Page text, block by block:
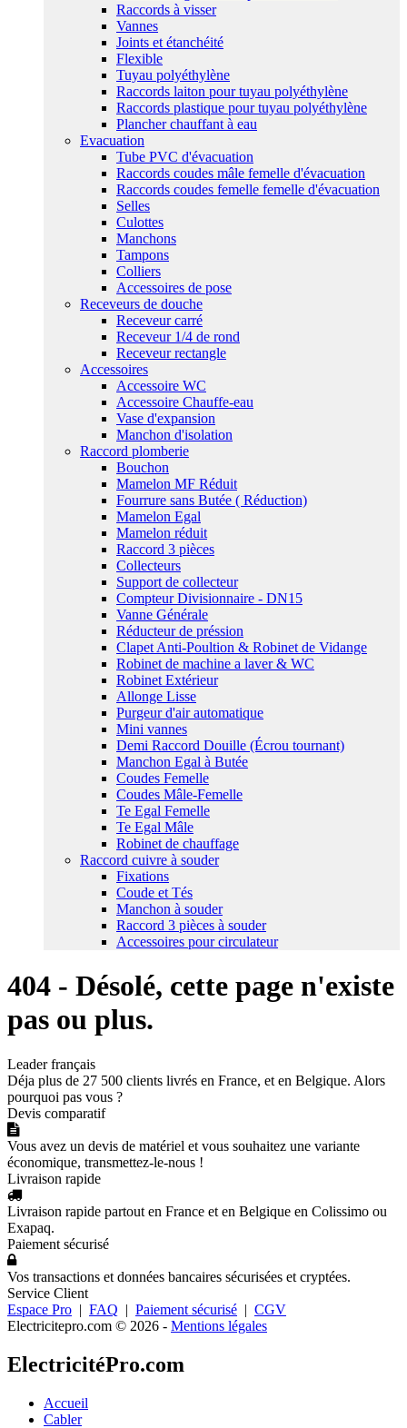
Raccords à visser
Vannes
Joints et étanchéité
Flexible
Tuyau polyéthylène
Raccords laiton pour tuyau polyéthylène
Raccords plastique pour tuyau polyéthylène
Plancher chauffant à eau
Evacuation
Tube PVC d'évacuation
Raccords coudes mâle femelle d'évacuation
Raccords coudes femelle femelle d'évacuation
Selles
Culottes
Manchons
Tampons
Colliers
Accessoires de pose
Receveurs de douche
Receveur carré
Receveur 1/4 de rond
Receveur rectangle
Accessoires
Accessoire WC
Accessoire Chauffe-eau
Vase d'expansion
Manchon d'isolation
Raccord plomberie
Bouchon
Mamelon MF Réduit
Fourrure sans Butée ( Réduction)
Mamelon Egal
Mamelon réduit
Raccord 3 pièces
Collecteurs
Support de collecteur
Compteur Divisionnaire - DN15
Vanne Générale
Réducteur de préssion
Clapet Anti-Poultion & Robinet de Vidange
Robinet de machine a laver & WC
Robinet Extérieur
Allonge Lisse
Purgeur d'air automatique
Mini vannes
Demi Raccord Douille (Écrou tournant)
Manchon Egal à Butée
Coudes Femelle
Coudes Mâle-Femelle
Te Egal Femelle
Te Egal Mâle
Robinet de chauffage
Raccord cuivre à souder
Fixations
Coude et Tés
Manchon à souder
Raccord 3 pièces à souder
Accessoires pour circulateur
404 - Désolé, cette page n'existe
pas ou plus.
Leader français
Déja plus de 27 500 clients livrés en France, et en Belgique. Alors
pourquoi pas vous ?
Devis comparatif
Vous avez un devis de matériel et vous souhaitez une variante
économique, transmettez-le-nous !
Livraison rapide
Livraison rapide partout en France et en Belgique en Colissimo ou
Exapaq.
Paiement sécurisé
Vos transactions et données bancaires sécurisées et cryptées.
Service Client
Espace Pro | FAQ | Paiement sécurisé | CGV
Electricitepro.com © 2026 - Mentions légales
ElectricitéPro.com
Accueil
Cabler